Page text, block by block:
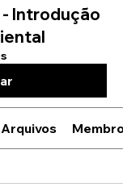
Introdução
Arquivos